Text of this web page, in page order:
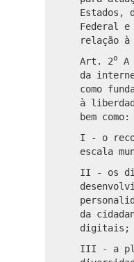
Estados,
Federal e
relação à
Art. 2o
A
da
como
à
bem como:
I - o
escala
II - os
da
digitais;
III - a